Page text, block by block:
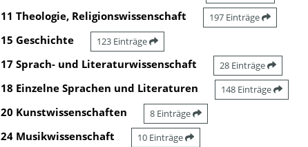
11 Theologie, Religionswissenschaft 197 Einträge
15 Geschichte 123 Einträge
17 Sprach- und Literaturwissenschaft 28 Einträge
18 Einzelne Sprachen und Literaturen 148 Einträge
20 Kunstwissenschaften 8 Einträge
24 Musikwissenschaft 10 Einträge